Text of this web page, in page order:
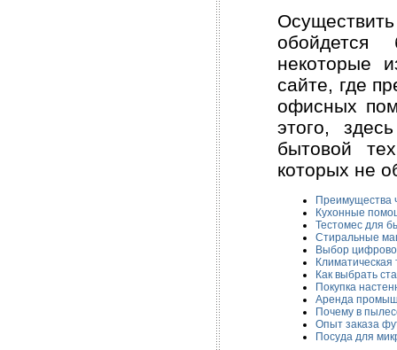
обойдется
некоторые
сайте, где
офисных
этого,
бытовой
которых не
Преимущества
Кухонные
Тестомес для
Стиральные
Выбор
Климатическая
Как выбрать
Покупка
Аренда
Почему в
Опыт заказа
Посуда для